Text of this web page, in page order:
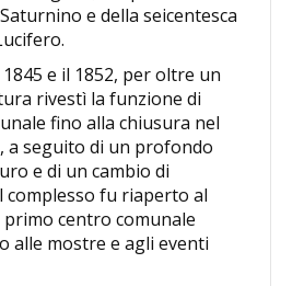
e della seicentesca
e il 1852, per oltre un
rivestì la funzione di
fino alla chiusura nel
a seguito di un profondo
e di un cambio di
complesso fu riaperto al
centro comunale
alle mostre e agli eventi